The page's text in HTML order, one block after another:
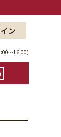
ン
〜16:00)